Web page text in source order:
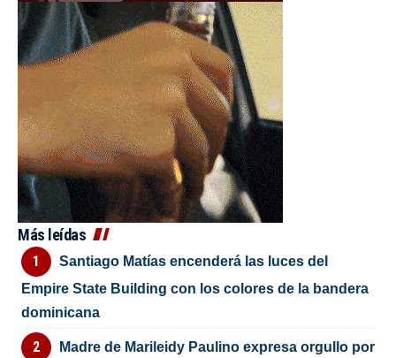
Más leídas
Santiago Matías encenderá las luces del
Empire State Building con los colores de la bandera
dominicana
Madre de Marileidy Paulino expresa orgullo por